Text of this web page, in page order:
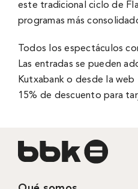
este tradicional ciclo de
programas más
Todos los espectáculos
Las entradas se pueden
Kutxabank o desde la
15% de descuento para